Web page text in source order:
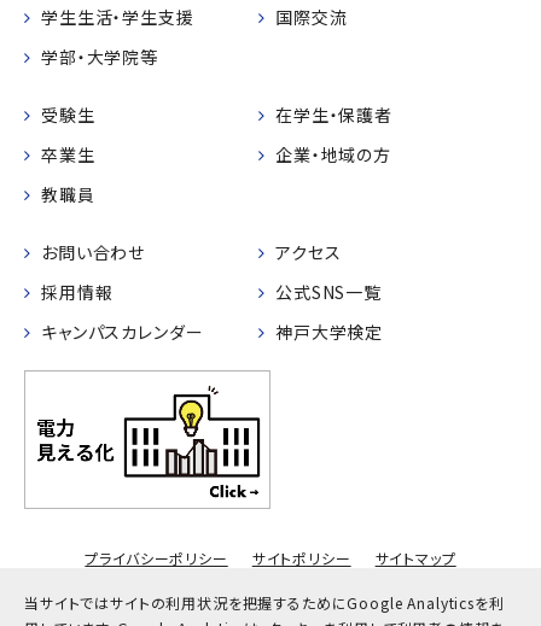
当サイトではサイトの利用状況を把握するためにGoogle Analyticsを利
学生生活・学生支援
国際交流
学部・大学院等
受験生
在学生・保護者
卒業生
企業・地域の方
教職員
お問い合わせ
アクセス
採用情報
公式SNS一覧
キャンパスカレンダー
神戸大学検定
プライバシーポリシー サイトポリシー サイトマップ
© Kobe University